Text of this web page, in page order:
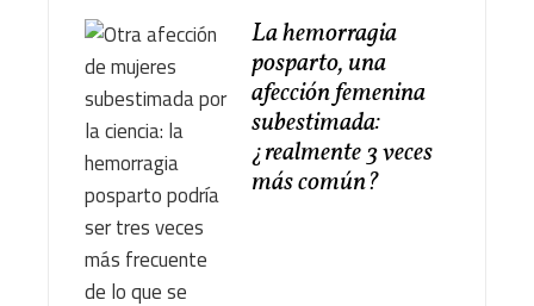
La hemorragia
posparto, una
afección femenina
subestimada:
¿realmente 3 veces
más común?